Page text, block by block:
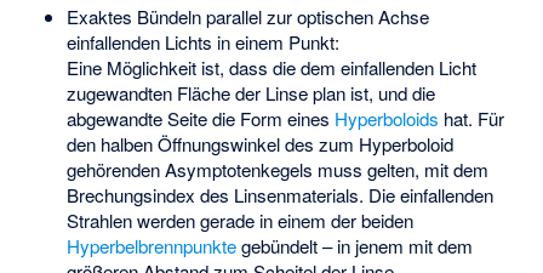
Exaktes Bündeln parallel zur optischen Achse
einfallenden Lichts in einem Punkt:
Eine Möglichkeit ist, dass die dem einfallenden Licht
zugewandten Fläche der Linse plan ist, und die
abgewandte Seite die Form eines Hyperboloids hat. Für
den halben Öffnungswinkeldes zum Hyperboloid
gehörenden Asymptotenkegels muss gelten, mit dem
Brechungsindex des Linsenmaterials. Die einfallenden
Strahlen werden gerade in einem der beiden
Hyperbelbrennpunktegebündelt – in jenem mit dem